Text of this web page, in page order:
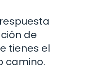
de
tienes el
camino.